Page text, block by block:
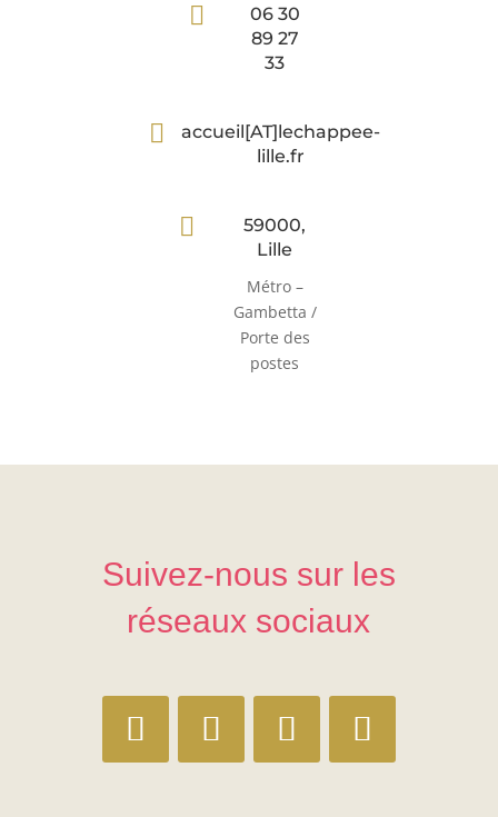

06 30
89 27
33

accueil[AT]lechappee-
lille.fr

59000,
Lille
Métro –
Gambetta /
Porte des
postes
Suivez-nous sur les
réseaux sociaux